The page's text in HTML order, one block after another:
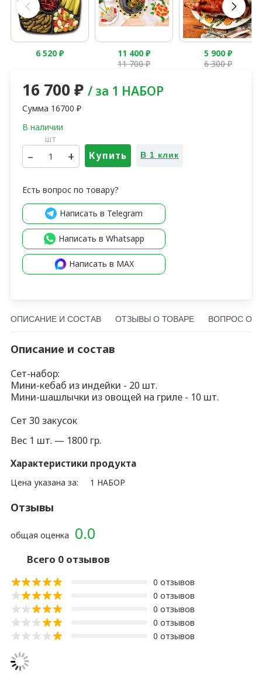
6 520₽ 11 400₽
11 700₽
5 900₽
6 300₽
16 700 ₽ / за 1 НАБОР
Сумма 16700 ₽
шт
– + Купить В 1 клик
Есть вопрос по товару?
Написать в Telegram
Написать в Whatsapp
Написать в MAX
ОПИСАНИЕ И СОСТАВ ОТЗЫВЫ О ТОВАРЕ ВОПРОС О
Описание и состав
Сет-набор:
Мини-кебаб из индейки - 20 шт.
Мини-шашлычки из овощей на гриле - 10 шт.
Сет 30 закусок
Вес 1 шт. — 1800 гр.
Характеристики продукта
Цена указана за: 1 НАБОР
Отзывы
0.0
общая оценка
Всего 0 отзывов
0 отзывов
0 отзывов
0 отзывов
0 отзывов
0 отзывов